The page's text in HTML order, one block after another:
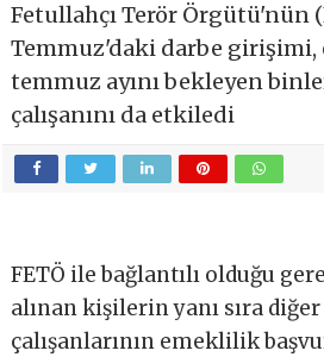
Fetullahçı Terör Örgütü'nün
Temmuz'daki darbe
temmuz ayını bekleyen
çalışanını da etkiledi
FETÖ ile bağlantılı olduğu
alınan kişilerin yanı sıra
çalışanlarının emeklilik